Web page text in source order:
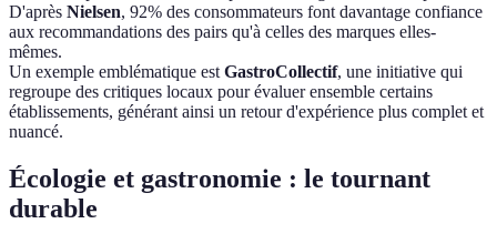
D'après Nielsen, 92% des consommateurs font davantage confiance
aux recommandations des pairs qu'à celles des marques elles-
mêmes.
Un exemple emblématique est GastroCollectif, une initiative qui
regroupe des critiques locaux pour évaluer ensemble certains
établissements, générant ainsi un retour d'expérience plus complet et
nuancé.
Écologie et gastronomie : le tournant
durable